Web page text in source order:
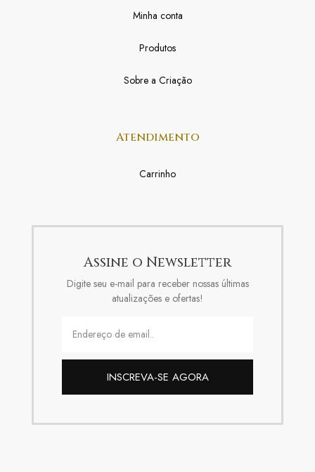
Minha conta
Produtos
Sobre a Criação
Atendimento
Carrinho
Assine o Newsletter
Digite seu e-mail para receber nossas últimas
atualizações e ofertas!
INSCREVA-SE AGORA